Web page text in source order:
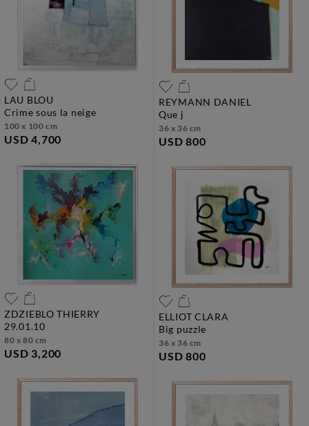
LAU BLOU
crime sous la neige
100 x 100 cm
USD 4,700
REYMANN DANIEL
que j
36 x 36 cm
USD 800
ZDZIEBLO THIERRY
29.01.10
80 x 80 cm
USD 3,200
ELLIOT CLARA
big puzzle
36 x 36 cm
USD 800